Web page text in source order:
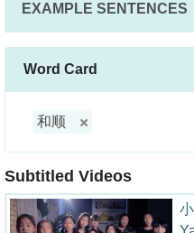
EXAMPLE SENTENCES
Word Card
和顺
Subtitled Videos